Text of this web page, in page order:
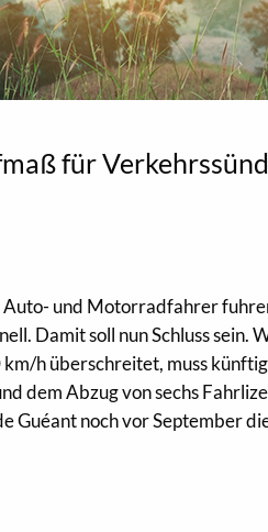
für
und Motorradfahrer
Damit soll nun Schluss sein.
h überschreitet, muss
dem Abzug von sechs
Guéant noch vor September